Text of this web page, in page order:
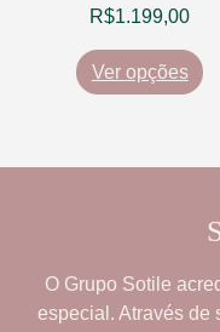
R$1.199,00
Ver opções
O Grupo Sotile
especial. Através de